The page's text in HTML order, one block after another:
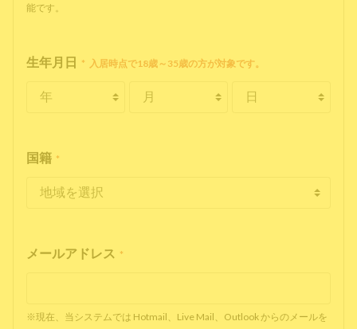
能です。
生年月日 * 入居時点で18歳～35歳の方が対象です。
国籍 *
メールアドレス *
※現在、当システムでは Hotmail、Live Mail、Outlook からのメールを